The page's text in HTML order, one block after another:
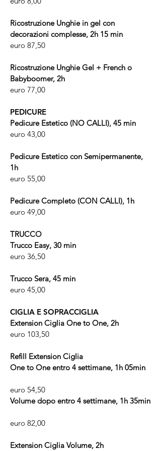
Ricostruzione Unghie in gel con
decorazioni complesse, 2h 15 min
euro 87,50
Ricostruzione Unghie Gel + French o
Babyboomer, 2h
euro 77,00
PEDICURE
Pedicure Estetico (NO CALLI), 45 min
euro 43,00
Pedicure Estetico con Semipermanente,
1h
euro 55,00
Pedicure Completo (CON CALLI), 1h
euro 49,00
TRUCCO
Trucco Easy, 30 min
euro 36,50
Trucco Sera, 45 min
euro 45,00
CIGLIA E SOPRACCIGLIA
Extension Ciglia One to One, 2h
euro 103,50
Refill Extension Ciglia
One to One entro 4 settimane, 1h 05min
euro 54,50
Volume dopo entro 4 settimane, 1h 35min
euro 82,00
Extension Ciglia Volume, 2h